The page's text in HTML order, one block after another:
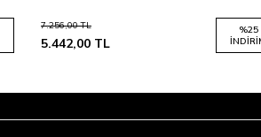
7.256,00TL
5.442,00 TL
%25